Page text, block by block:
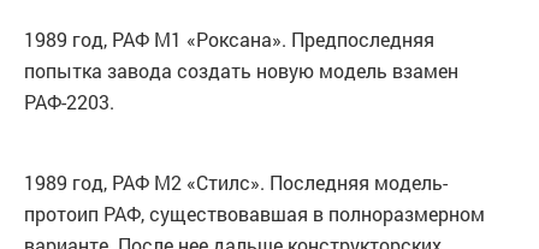
1989 год, РАФ М1 «Роксана». Предпоследняя
попытка завода создать новую модель взамен
РАФ-2203.
1989 год, РАФ М2 «Стилс». Последняя модель-
протоип РАФ, существовавшая в полноразмерном